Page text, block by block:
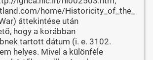
home/Historicity_of_the_
áttekintése után
hogy a korábban
tartott dátum (i. e. 3102.
helyes. Mivel a különféle